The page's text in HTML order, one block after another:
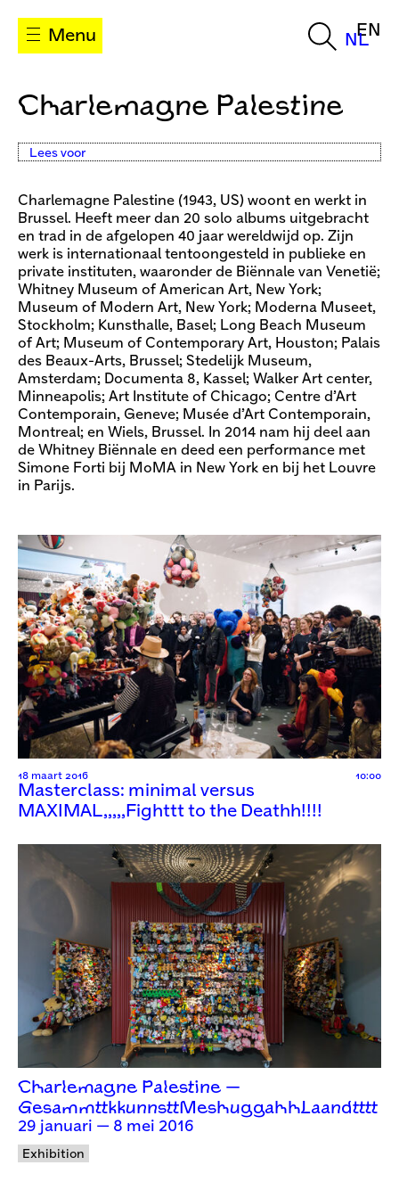
Menu NL
EN
Charlemagne Palestine
Lees voor
Charlemagne Palestine (1943, US) woont en werkt in
Brussel. Heeft meer dan 20 solo albums uitgebracht
en trad in de afgelopen 40 jaar wereldwijd op. Zijn
werk is internationaal tentoongesteld in publieke en
private instituten, waaronder de Biënnale van Venetië;
Whitney Museum of American Art, New York;
Museum of Modern Art, New York; Moderna Museet,
Stockholm; Kunsthalle, Basel; Long Beach Museum
of Art; Museum of Contemporary Art, Houston; Palais
des Beaux-Arts, Brussel; Stedelijk Museum,
Amsterdam; Documenta 8, Kassel; Walker Art center,
Minneapolis; Art Institute of Chicago; Centre d’Art
Contemporain, Geneve; Musée d’Art Contemporain,
Montreal; en Wiels, Brussel. In 2014 nam hij deel aan
de Whitney Biënnale en deed een performance met
Simone Forti bij MoMA in New York en bij het Louvre
in Parijs.
18 maart 2016 10:00
Masterclass: minimal versus
MAXIMAL,,,,,Fighttt to the Deathh!!!!
Charlemagne Palestine —
GesammttkkunnsttMeshuggahhLaandtttt
29 januari — 8 mei 2016
Exhibition